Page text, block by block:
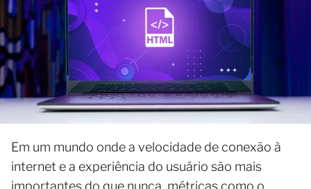
Em um mundo onde a velocidade de conexão à
internet e a experiência do usuário são mais
importantes do que nunca, métricas como o